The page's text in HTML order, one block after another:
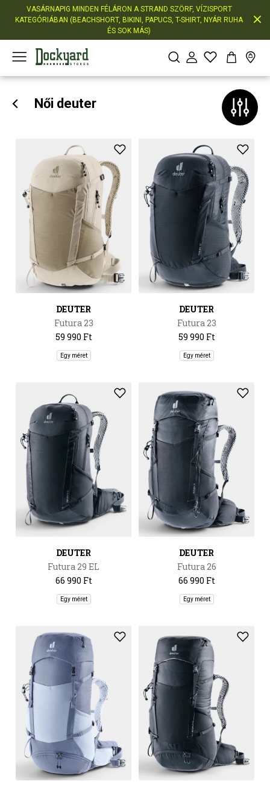
VASÁRNAPIG MINDEN FÉLÁRON A STRAND SZÖRF, VÍZISPORT
KATEGÓRIÁBAN (BEACHSHORT, BIKINI, PAPUCS, T-SHIRT, NYÁR RUHA
ÉS SOK MÁS)
Női deuter
DEUTER
Futura 23
59 990 Ft
Egy méret
DEUTER
Futura 23
59 990 Ft
Egy méret
DEUTER
Futura 29 EL
66 990 Ft
Egy méret
DEUTER
Futura 26
66 990 Ft
Egy méret